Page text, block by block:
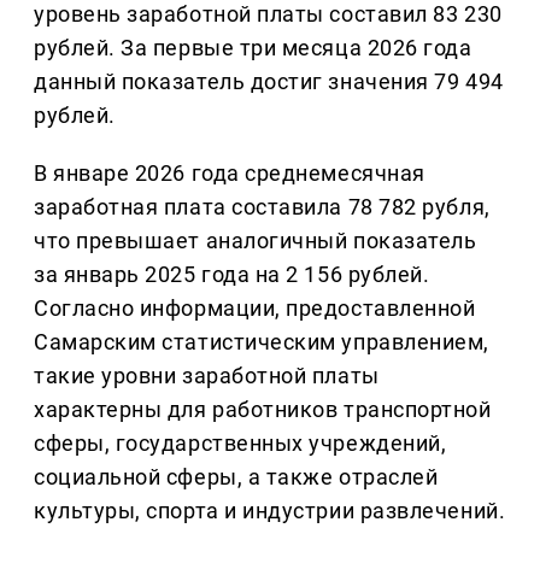
уровень заработной платы составил 83 230
рублей. За первые три месяца 2026 года
данный показатель достиг значения 79 494
рублей.
В январе 2026 года среднемесячная
заработная плата составила 78 782 рубля,
что превышает аналогичный показатель
за январь 2025 года на 2 156 рублей.
Согласно информации, предоставленной
Самарским статистическим управлением,
такие уровни заработной платы
характерны для работников транспортной
сферы, государственных учреждений,
социальной сферы, а также отраслей
культуры, спорта и индустрии развлечений.